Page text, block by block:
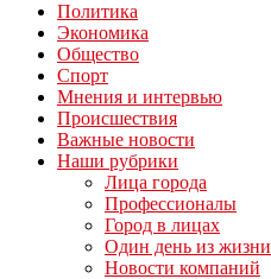
Политика
Экономика
Общество
Спорт
Мнения и интервью
Происшествия
Важные новости
Наши рубрики
Лица города
Профессионалы
Город в лицах
Один день из жизни
Новости компаний